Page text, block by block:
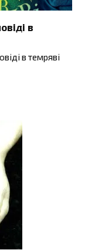
в
в темряві